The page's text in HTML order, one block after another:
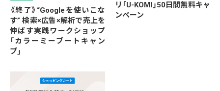
《終了》“Googleを使いこな
す” 検索×広告×解析で売上を
伸ばす実践ワークショップ
「カラーミーブートキャン
プ」
リ「U-KOMI」50日間無料キャ
ンペーン